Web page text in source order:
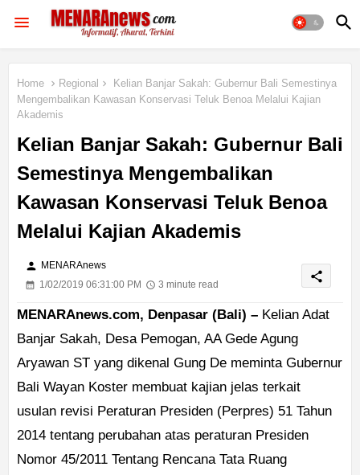
Home Regional
Kelian Banjar Sakah: Gubernur Bali Semestinya
Mengembalikan Kawasan Konservasi Teluk Benoa Melalui Kajian
Akademis
Kelian Banjar Sakah: Gubernur Bali
Semestinya Mengembalikan
Kawasan Konservasi Teluk Benoa
Melalui Kajian Akademis
person MENARAnews
1/02/2019 06:31:00 PM
3 minute read
share
MENARAnews.com, Denpasar (Bali) – Kelian Adat
Banjar Sakah, Desa Pemogan, AA Gede Agung
Aryawan ST yang dikenal Gung De meminta Gubernur
Bali Wayan Koster membuat kajian jelas terkait
usulan revisi Peraturan Presiden (Perpres) 51 Tahun
2014 tentang perubahan atas peraturan Presiden
Nomor 45/2011 Tentang Rencana Tata Ruang